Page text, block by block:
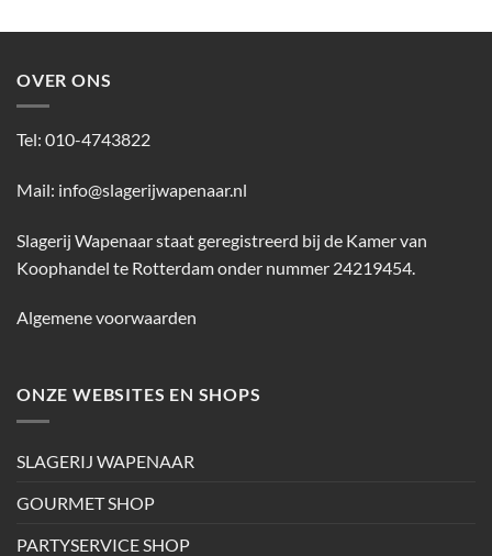
OVER ONS
Tel: 010-4743822
Mail: info@slagerijwapenaar.nl
Slagerij Wapenaar staat geregistreerd bij de Kamer van
Koophandel te Rotterdam onder nummer 24219454.
Algemene voorwaarden
ONZE WEBSITES EN SHOPS
SLAGERIJ WAPENAAR
GOURMET SHOP
PARTYSERVICE SHOP